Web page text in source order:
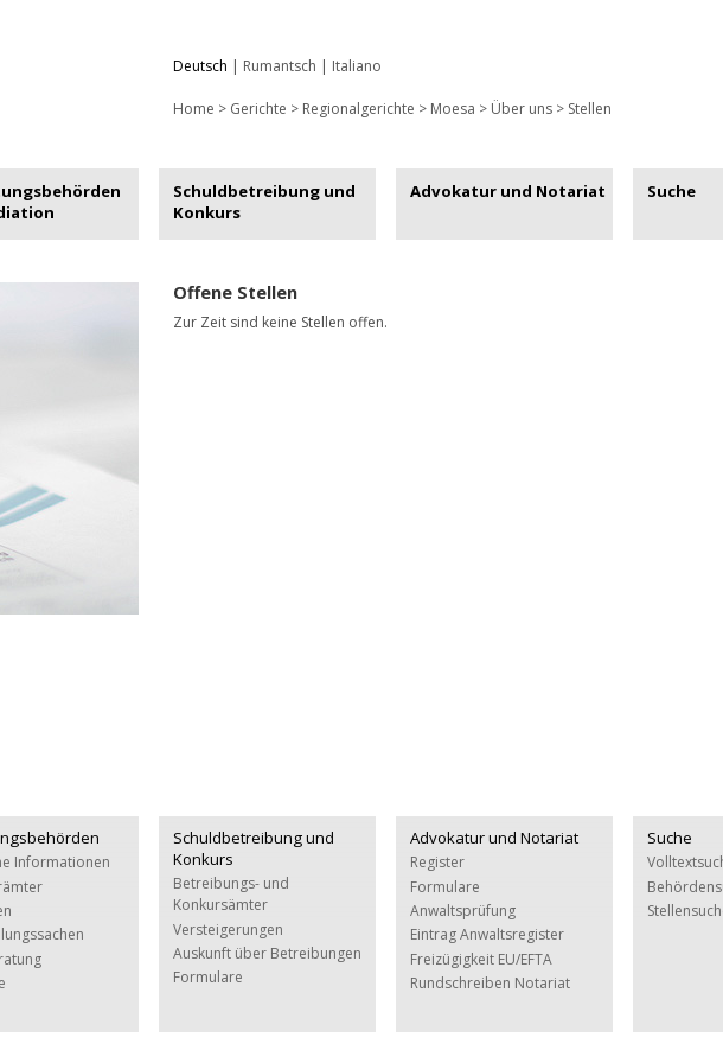
Deutsch | Rumantsch | Italiano
Home > Gerichte > Regionalgerichte > Moesa > Über uns > Stellen
Schuldbetreibung und
Konkurs
Advokatur und Notariat Suche
Offene Stellen
Zur Zeit sind keine Stellen offen.
Informationen
Schuldbetreibung und
Konkurs
Betreibungs- und
Konkursämter
Versteigerungen
Auskunft über Betreibungen
Formulare
Advokatur und Notariat
Register
Formulare
Anwaltsprüfung
Eintrag Anwaltsregister
Freizügigkeit EU/EFTA
Rundschreiben Notariat
Suche